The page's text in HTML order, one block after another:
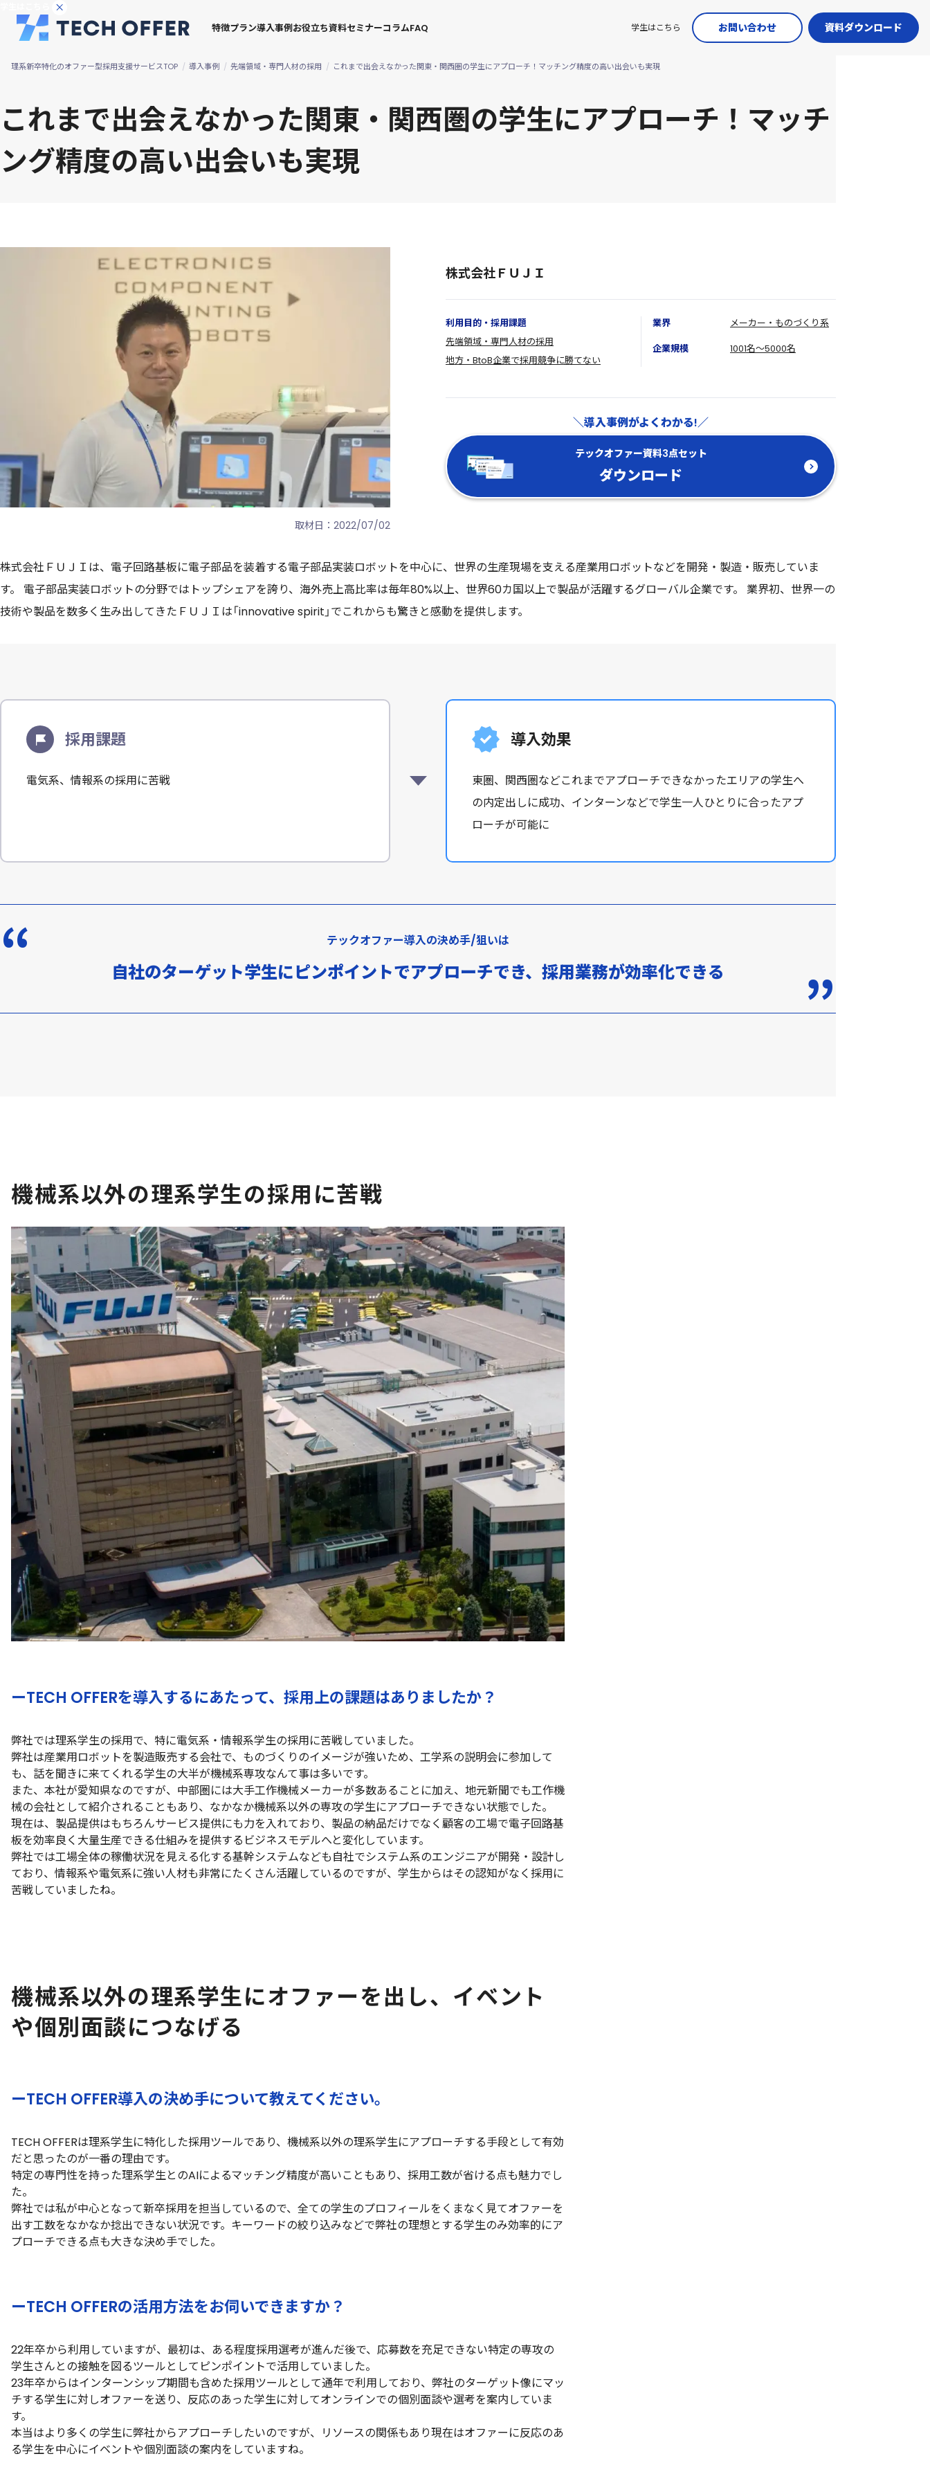
特徴プラン導入事例お役立ち資料セミナーコラムFAQ 学生はこちら お問い合わせ 資料ダウンロード
理系新卒特化のオファー型採用支援サービスTOP 導入事例 先端領域・専門人材の採用 これまで出会えなかった関東・関西圏の学生にアプローチ！マッチング精度の高い出会いも実現
これまで出会えなかった関東・関西圏の学生にアプローチ！マッチ
ング精度の高い出会いも実現
株式会社ＦＵＪＩ
利用目的・採用課題
先端領域・専門人材の採用
地方・BtoB企業で採用競争に勝てない
業界
メーカー・ものづくり系
企業規模
1001名～5000名
導入事例がよくわかる!
テックオファー資料3点セット
ダウンロード
取材日：2022/07/02
株式会社ＦＵＪＩは、電子回路基板に電子部品を装着する電子部品実装ロボットを中心に、世界の生産現場を支える産業用ロボットなどを開発・製造・販売していま
す。 電子部品実装ロボットの分野ではトップシェアを誇り、海外売上高比率は毎年80%以上、世界60カ国以上で製品が活躍するグローバル企業です。 業界初、世界一の
技術や製品を数多く生み出してきたＦＵＪＩは「innovative spirit」でこれからも驚きと感動を提供します。
採用課題
電気系、情報系の採用に苦戦
導入効果
東圏、関西圏などこれまでアプローチできなかったエリアの学生へ
の内定出しに成功、インターンなどで学生一人ひとりに合ったアプ
ローチが可能に
テックオファー導入の決め手/狙いは
自社のターゲット学生にピンポイントでアプローチでき、採用業務が効率化できる
機械系以外の理系学生の採用に苦戦
ーTECH OFFERを導入するにあたって、採用上の課題はありましたか？
弊社では理系学生の採用で、特に電気系・情報系学生の採用に苦戦していました。
弊社は産業用ロボットを製造販売する会社で、ものづくりのイメージが強いため、工学系の説明会に参加して
も、話を聞きに来てくれる学生の大半が機械系専攻なんて事は多いです。
また、本社が愛知県なのですが、中部圏には大手工作機械メーカーが多数あることに加え、地元新聞でも工作機
械の会社として紹介されることもあり、なかなか機械系以外の専攻の学生にアプローチできない状態でした。
現在は、製品提供はもちろんサービス提供にも力を入れており、製品の納品だけでなく顧客の工場で電子回路基
板を効率良く大量生産できる仕組みを提供するビジネスモデルへと変化しています。
弊社では工場全体の稼働状況を見える化する基幹システムなども自社でシステム系のエンジニアが開発・設計し
ており、情報系や電気系に強い人材も非常にたくさん活躍しているのですが、学生からはその認知がなく採用に
苦戦していましたね。
機械系以外の理系学生にオファーを出し、イベント
や個別面談につなげる
ーTECH OFFER導入の決め手について教えてください。
TECH OFFERは理系学生に特化した採用ツールであり、機械系以外の理系学生にアプローチする手段として有効
だと思ったのが一番の理由です。
特定の専門性を持った理系学生とのAIによるマッチング精度が高いこともあり、採用工数が省ける点も魅力でし
た。
弊社では私が中心となって新卒採用を担当しているので、全ての学生のプロフィールをくまなく見てオファーを
出す工数をなかなか捻出できない状況です。キーワードの絞り込みなどで弊社の理想とする学生のみ効率的にア
プローチできる点も大きな決め手でした。
ーTECH OFFERの活用方法をお伺いできますか？
22年卒から利用していますが、最初は、ある程度採用選考が進んだ後で、応募数を充足できない特定の専攻の
学生さんとの接触を図るツールとしてピンポイントで活用していました。
23年卒からはインターンシップ期間も含めた採用ツールとして通年で利用しており、弊社のターゲット像にマッ
チする学生に対しオファーを送り、反応のあった学生に対してオンラインでの個別面談や選考を案内していま
す。
本当はより多くの学生に弊社からアプローチしたいのですが、リソースの関係もあり現在はオファーに反応のあ
る学生を中心にイベントや個別面談の案内をしていますね。